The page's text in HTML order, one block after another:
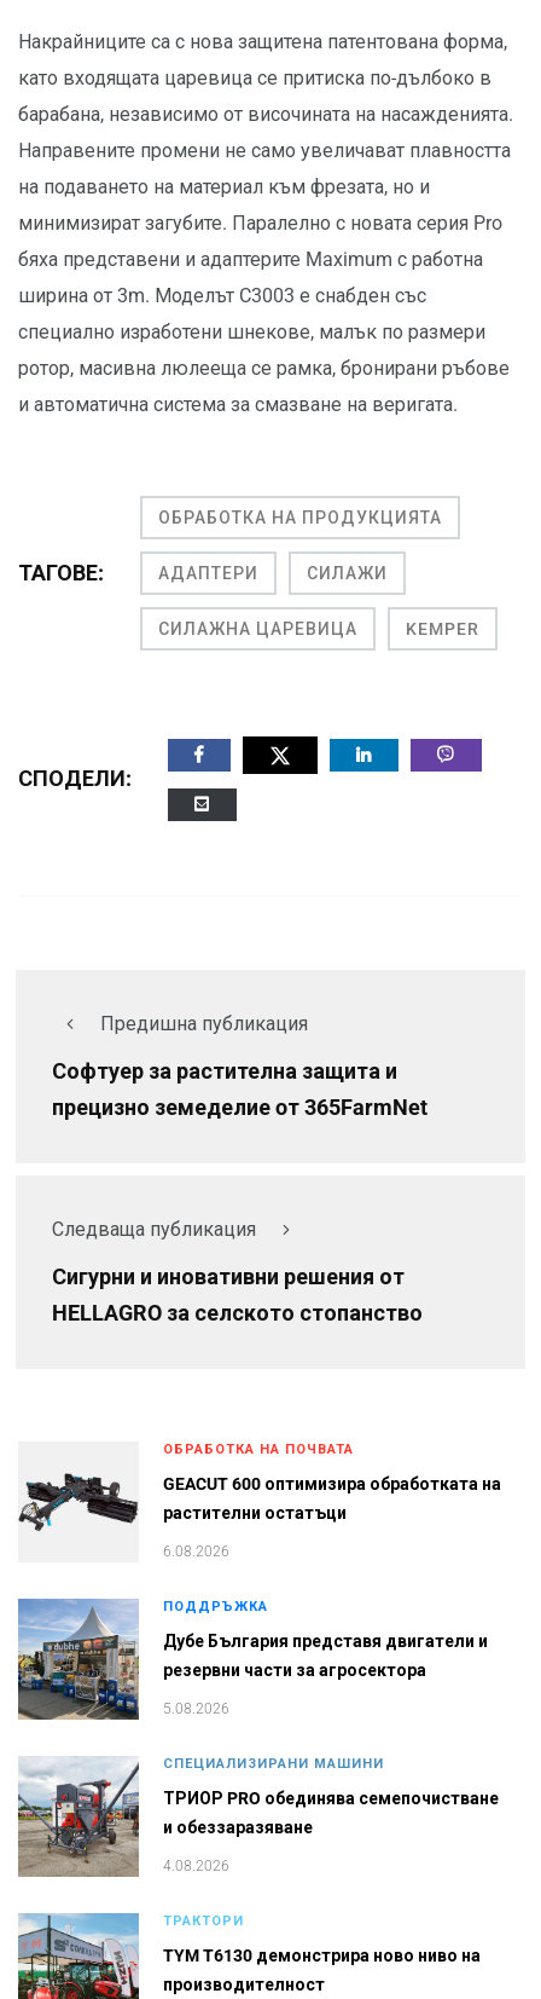
Накрайниците са с нова защитена патентована форма,
като входящата царевица се притиска по-дълбоко в
барабана, независимо от височината на насажденията.
Направените промени не само увеличават плавността
на подаването на материал към фрезата, но и
минимизират загубите. Паралелно с новата серия Pro
бяха представени и адаптерите Maximum с работна
ширина от 3m. Моделът C3003 е снабден със
специално изработени шнекове, малък по размери
ротор, масивна люлееща се рамка, бронирани ръбове
и автоматична система за смазване на веригата.
ТАГОВЕ:
ОБРАБОТКА НА ПРОДУКЦИЯТА
АДАПТЕРИ СИЛАЖИ
СИЛАЖНА ЦАРЕВИЦА KEMPER
СПОДЕЛИ:
Предишна публикация
Софтуер за растителна защита и
прецизно земеделие oт 365FarmNet
Следваща публикация
Сигурни и иновативни решения от
HELLAGRO за селското стопанство
ОБРАБОТКА НА ПОЧВАТА
GEACUT 600 оптимизира обработката на
растителни остатъци
6.08.2026
ПОДДРЪЖКА
Дубе България представя двигатели и
резервни части за агросектора
5.08.2026
СПЕЦИАЛИЗИРАНИ МАШИНИ
ТРИОР PRO обединява семепочистване
и обеззаразяване
4.08.2026
ТРАКТОРИ
TYM T6130 демонстрира ново ниво на
производителност